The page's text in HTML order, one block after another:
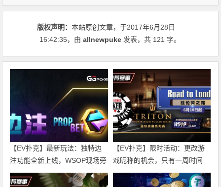
版权声明：本站原创文章，于2017年6月28日
16:42:35，由allnewpuke 发表，共 121 字。
【EV扑克】最新玩法：独特边
注功能全新上线，WSOP现场旁
观者最火玩法！
【EV扑克】限时活动：更改游
戏昵称的机会，只有一周时间